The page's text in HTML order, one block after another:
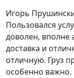
Игорь
Пользовался
доволен, вполне
доставка и
отличную. Груз
особенно важно.